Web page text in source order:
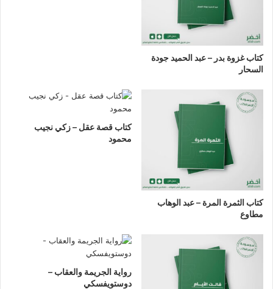
كتاب غزوة بدر – عبد الحميد جودة
السحار
كتاب الثمرة المرة – عبد الوهاب
مطاوع
كتاب قصة عقل – زكي نجيب
محمود
رواية الجريمة والعقاب –
دوستويفسكي